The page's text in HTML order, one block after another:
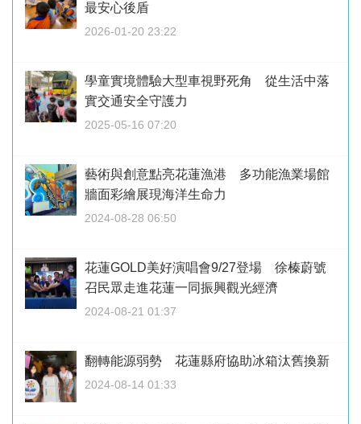
最安心後盾
2026-01-20 23:22
學童實境體驗大型車視野死角 從生活中落
實交通安全守護力
2025-05-16 07:20
藝術與創意點亮花蓮漁港 多功能漁業場館
牆面彩繪展現海洋生命力
2024-08-28 06:50
花蓮GOLD美好演唱會9/27登場 徐榛蔚號
召民眾走進花蓮一同振興觀光經濟
2024-08-21 01:37
翻轉能源弱勢 花蓮縣府協助冰箱汰舊換新
2024-08-14 01:33